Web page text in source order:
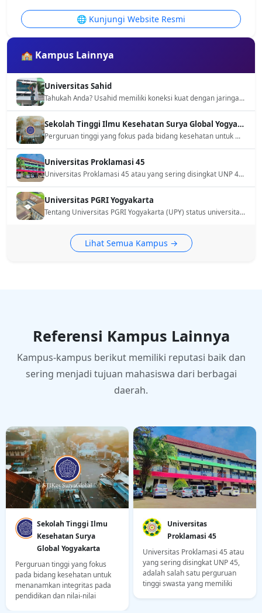
🌐 Kunjungi Website Resmi
🏫 Kampus Lainnya
Universitas Sahid
Tahukah Anda? Usahid memiliki koneksi kuat dengan jaringan Sahid Group, memudahkan internship dan karier lulusan di bidang Hospitaliti, Bisnis, & Komunikasi. Akreditasi Baik Sekali menjamin kualitas Anda
Sekolah Tinggi Ilmu Kesehatan Surya Global Yogyakarta
Perguruan tinggi yang fokus pada bidang kesehatan untuk menanamkan integritas pada pendidikan dan nilai-nilai agama Islam dengan ilmu pengetahuan dan keterampilan pada konsentrasi kesehatan.
Universitas Proklamasi 45
Universitas Proklamasi 45 atau yang sering disingkat UNP 45, adalah salah satu perguruan tinggi swasta yang memiliki sejarah panjang di Yogyakarta. Kampus ini didirikan dengan semangat Proklamasi Kemerdekaan Indonesia, bertujuan mencetak generasi muda berkarakter dan berintegritas. Bagi calon mahasiswa, penting untuk mengetahui profil lengkap UNP 45
Universitas PGRI Yogyakarta
Tentang Universitas PGRI Yogyakarta (UPY) status universitas, singkatan, akreditasi, jurusan, biaya kuliah, lokasi kampus. Informasi untuk calon mahasiswa UPY
Lihat Semua Kampus →
Referensi Kampus Lainnya
Kampus-kampus berikut memiliki reputasi baik dan
sering menjadi tujuan mahasiswa dari berbagai
daerah.
Sekolah Tinggi Ilmu
Kesehatan Surya
Global Yogyakarta
Perguruan tinggi yang fokus
pada bidang kesehatan untuk
menanamkan integritas pada
pendidikan dan nilai-nilai
Universitas
Proklamasi 45
Universitas Proklamasi 45 atau
yang sering disingkat UNP 45,
adalah salah satu perguruan
tinggi swasta yang memiliki